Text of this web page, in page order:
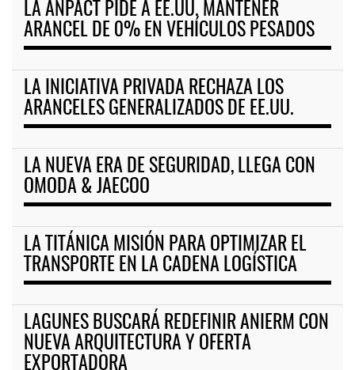
LA ANPACT PIDE A EE.UU. MANTENER
ARANCEL DE 0% EN VEHÍCULOS PESADOS
LA INICIATIVA PRIVADA RECHAZA LOS
ARANCELES GENERALIZADOS DE EE.UU.
LA NUEVA ERA DE SEGURIDAD, LLEGA CON
OMODA & JAECOO
LA TITÁNICA MISIÓN PARA OPTIMIZAR EL
TRANSPORTE EN LA CADENA LOGÍSTICA
LAGUNES BUSCARÁ REDEFINIR ANIERM CON
NUEVA ARQUITECTURA Y OFERTA
EXPORTADORA